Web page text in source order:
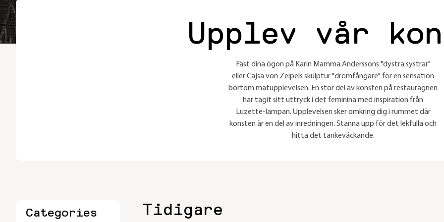
Upplev vår
Fäst dina ögon på Karin Mamma Anderssons "dystra systrar"
eller Cajsa von Zeipels skulptur "drömfångare" för en sensation
bortom matupplevelsen. En stor del av konsten på restauragnen
har tagit sitt uttryck i det feminina med inspiration från
Luzette-lampan. Upplevelsen sker omkring dig i rummet där
konsten är en del av inredningen. Stanna upp för det lekfulla och
hitta det tankeväckande.
Categories Tidigare